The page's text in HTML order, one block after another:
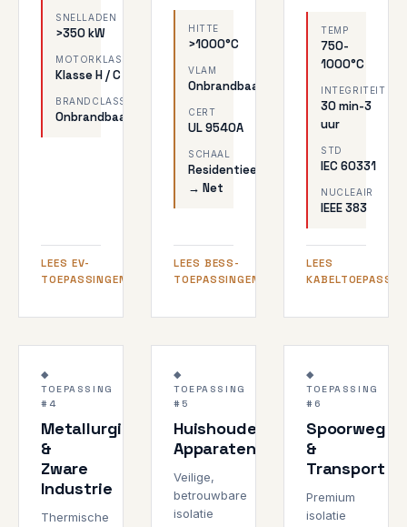
SNELLADEN
>350 kW
MOTORKLASSE
Klasse H / C
BRANDCLASSIFICATIE
Onbrandbaar
LEES EV-
TOEPASSINGEN
HITTE
>1000°C
VLAM
Onbrandbaar
CERT
UL 9540A
SCHAAL
Residentieel
→ Net
LEES BESS-
TOEPASSINGEN
TEMP
750-
1000°C
INTEGRITEIT
30 min-3
uur
STD
IEC 60331
NUCLEAIR
IEEE 383
LEES
Staalproductie
◆
TOEPASSING
#4
Metallurgie
&
Zware
Industrie
Thermische
200
KV/MM
Consument-
klaar
◆
TOEPASSING
#5
Huishoudelijke
Apparaten
Veilige,
betrouwbare
isolatie
EN 45545-
2
Metro tot
HSR
◆
TOEPASSING
#6
Spoorweg
&
Transport
Premium
isolatie